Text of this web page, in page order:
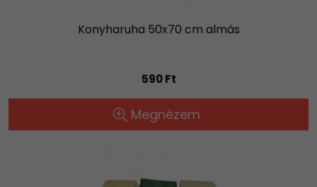
Konyharuha 50x70 cm almás
590 Ft
Megnézem